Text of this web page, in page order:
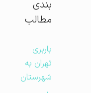
بندی
مطالب
باربری
تهران به
شهرستان